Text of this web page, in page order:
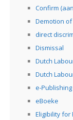
Confirm
Demotion
direct
Dismissal
Dutch
Dutch
e-Publishing
eBoeke
Eligibility for